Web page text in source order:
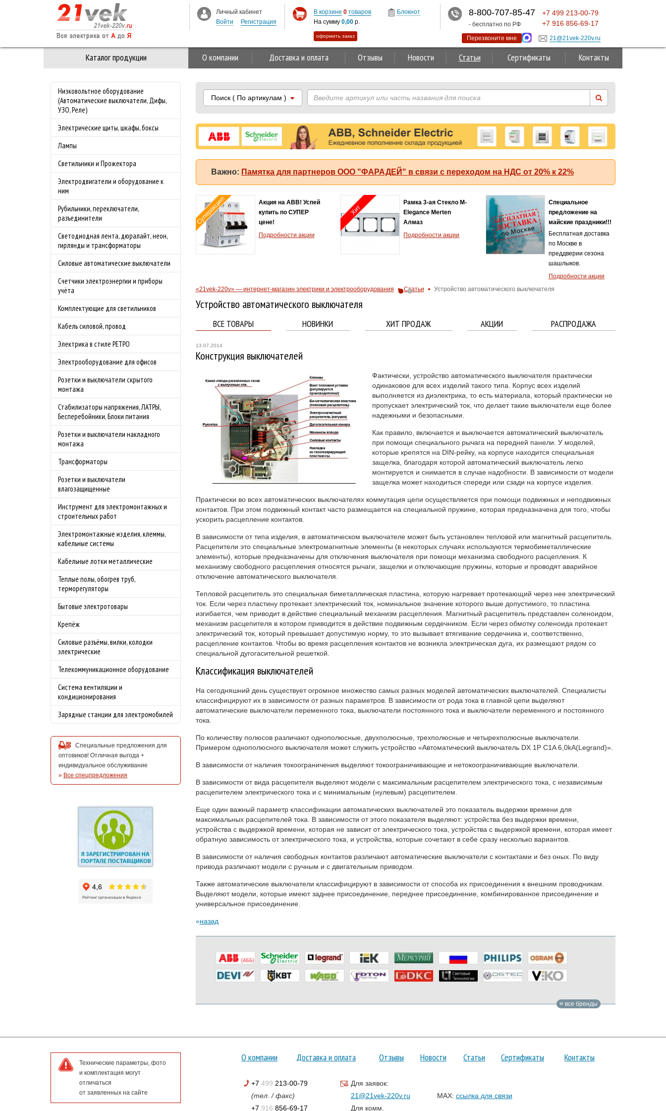
Каталог продукции О компании Доставка и оплата Отзывы Новости Статьи Сертификаты Контакты
Низковольтное оборудование
(Автоматические выключатели, Дифы,
УЗО, Реле)
Электрические щиты, шкафы, боксы
Лампы
Светильники и Прожектора
Электродвигатели и оборудование к
ним
Рубильники, переключатели,
разъединители
Светодиодная лента, дюралайт, неон,
гирлянды и трансформаторы
Силовые автоматические выключатели
Счетчики электроэнергии и приборы
учёта
Комплектующие для светильников
Кабель силовой, провод
Электрика в стиле РЕТРО
Электрооборудование для офисов
Розетки и выключатели скрытого
монтажа
Стабилизаторы напряжения, ЛАТРЫ,
Бесперебойники, Блоки питания
Розетки и выключатели накладного
монтажа
Трансформаторы
Розетки и выключатели
влагозащищенные
Инструмент для электромонтажных и
строительных работ
Электромонтажные изделия, клеммы,
кабельные системы
Кабельные лотки металлические
Теплые полы, обогрев труб,
терморегуляторы
Бытовые электротовары
Крепёж
Силовые разъёмы, вилки, колодки
электрические
Телекоммуникационное оборудование
Система вентиляции и
кондиционирования
Зарядные станции для электромобилей
Специальные предложения для
оптовиков! Отличная выгода +
индивидуальное обслуживание
» Все спецпредложения
Поиск( По артикулам )
Важно: Памятка для партнеров ООО "ФАРАДЕЙ" в связи с переходом на НДС от 20% к 22%
Суперакция!
Акция на ABB! Успей
купить по СУПЕР
цене!
Подробности акции
Хит
Рамка 3-ая Стекло M-
Elegance Merten
Алмаз
Подробности акции
Специальное
предложение на
майские праздники!!!
Бесплатная доставка
по Москве в
преддверии сезона
шашлыков.
Подробности акции
«21vek-220v» — интернет-магазин электрики и электрооборудования Статьи Устройство автоматического выключателя
Устройство автоматического выключателя
ВСЕ ТОВАРЫ НОВИНКИ ХИТ ПРОДАЖ АКЦИИ РАСПРОДАЖА
13.07.2014
Конструкция выключателей
Фактически, устройство автоматического выключателя практически
одинаковое для всех изделий такого типа. Корпус всех изделий
выполняется из диэлектрика, то есть материала, который практически не
пропускает электрический ток, что делает такие выключатели еще более
надежными и безопасными.
Как правило, включается и выключается автоматический выключатель
при помощи специального рычага на передней панели. У моделей,
которые крепятся на DIN-рейку, на корпусе находится специальная
защелка, благодаря которой автоматический выключатель легко
монтируется и снимается в случае надобности. В зависимости от модели
защелка может находиться спереди или сзади на корпусе изделия.
Практически во всех автоматических выключателях коммутация цепи осуществляется при помощи подвижных и неподвижных
контактов. При этом подвижный контакт часто размещается на специальной пружине, которая предназначена для того, чтобы
ускорить расцепление контактов.
В зависимости от типа изделия, в автоматическом выключателе может быть установлен тепловой или магнитный расцепитель.
Расцепители это специальные электромагнитные элементы (в некоторых случаях используются термобиметаллические
элементы), которые предназначены для отключения выключателя при помощи механизма свободного расцепления. К
механизму свободного расцепления относятся рычаги, защелки и отключающие пружины, которые и проводят аварийное
отключение автоматического выключателя.
Тепловой расцепитель это специальная биметаллическая пластина, которую нагревает протекающий через нее электрический
ток. Если через пластину протекает электрический ток, номинальное значение которого выше допустимого, то пластина
изгибается, чем приводит в действие специальный механизм расцепления. Магнитный расцепитель представлен соленоидом,
механизм расцепителя в котором приводится в действие подвижным сердечником. Если через обмотку соленоида протекает
электрический ток, который превышает допустимую норму, то это вызывает втягивание сердечника и, соответственно,
расцепление контактов. Чтобы во время расцепления контактов не возникла электрическая дуга, их размещают рядом со
специальной дугогасительной решеткой.
Классификация выключателей
На сегодняшний день существует огромное множество самых разных моделей автоматических выключателей. Специалисты
классифицируют их в зависимости от разных параметров. В зависимости от рода тока в главной цепи выделяют
автоматические выключатели переменного тока, выключатели постоянного тока и выключатели переменного и постоянного
тока.
По количеству полюсов различают однополюсные, двухполюсные, трехполюсные и четырехполюсные выключатели.
Примером однополюсного выключателя может служить устройство «Автоматический выключатель DX 1P C1A 6,0kA(Legrand)».
В зависимости от наличия токоограничения выделяют токоограничивающие и нетокоограничивающие выключатели.
В зависимости от вида расцепителя выделяют модели с максимальным расцепителем электрического тока, с независимым
расцепителем электрического тока и с минимальным (нулевым) расцепителем.
Еще один важный параметр классификации автоматических выключателей это показатель выдержки времени для
максимальных расцепителей тока. В зависимости от этого показателя выделяют: устройства без выдержки времени,
устройства с выдержкой времени, которая не зависит от электрического тока, устройства с выдержкой времени, которая имеет
обратную зависимость от электрического тока, и устройства, которые сочетают в себе сразу несколько вариантов.
В зависимости от наличия свободных контактов различают автоматические выключатели с контактами и без оных. По виду
привода различают модели с ручным и с двигательным приводом.
Также автоматические выключатели классифицируют в зависимости от способа их присоединения к внешним проводникам.
Выделяют модели, которые имеют заднее присоединение, переднее присоединение, комбинированное присоединение и
универсальное присоединение.
назад
все бренды
Технические параметры, фото
и комплектация могут
отличаться
от заявленных на сайте
О компании Доставка и оплата Отзывы Новости Статьи Сертификаты Контакты
+7 499 213-00-79
(тел. / факс)
+7 916 856-69-17
Для заявок:
21@21vek-220v.ru
Для комм.
MAX: ссылка для связи
Личный кабинет
Войти
Регистрация
В корзине 0 товаров
На сумму 0,00 р.
оформить заказ
Блокнот 8-800-707-85-47
- бесплатно по РФ
+7 499 213-00-79
+7 916 856-69-17
Перезвоните мне 21@21vek-220v.ru